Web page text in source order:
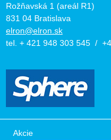
Rožňavská 1 (areál R1)
831 04 Bratislava
elron@elron.sk
tel. + 421 948 303 545 /
Akcie